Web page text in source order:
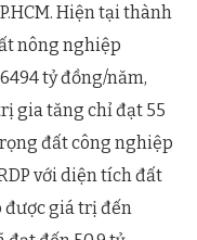
Hiện tại thành
nông nghiệp
tỷ đồng/năm,
gia tăng chỉ đạt 55
đất công nghiệp
với diện tích đất
được giá trị đến